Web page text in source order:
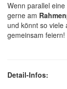
Wenn parallel
gerne am
und könnt so viele
gemeinsam feiern!
Detail-Infos: